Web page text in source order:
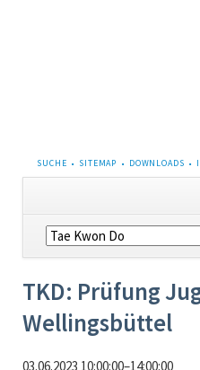
NAVIGATION
ÜBERSPRINGEN
SUCHE SITEMAP DOWNLOADS
Navigation
überspringen
TKD: Prüfung
Wellingsbüttel
03.06.2023 10:00:00–14:00:00